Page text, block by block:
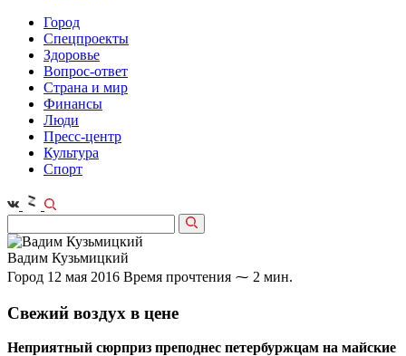
Город
Спецпроекты
Здоровье
Вопрос-ответ
Страна и мир
Финансы
Люди
Пресс-центр
Культура
Спорт
Вадим Кузьмицкий
Город 12 мая 2016 Время прочтения ⁓ 2 мин.
Свежий воздух в цене
Неприятный сюрприз преподнес петербуржцам на майские